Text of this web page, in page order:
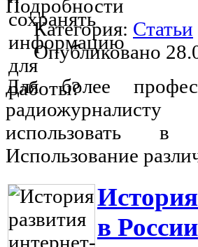
Подробности
Категория: Статьи
Опубликовано
Для более
использовать
Использование
в России